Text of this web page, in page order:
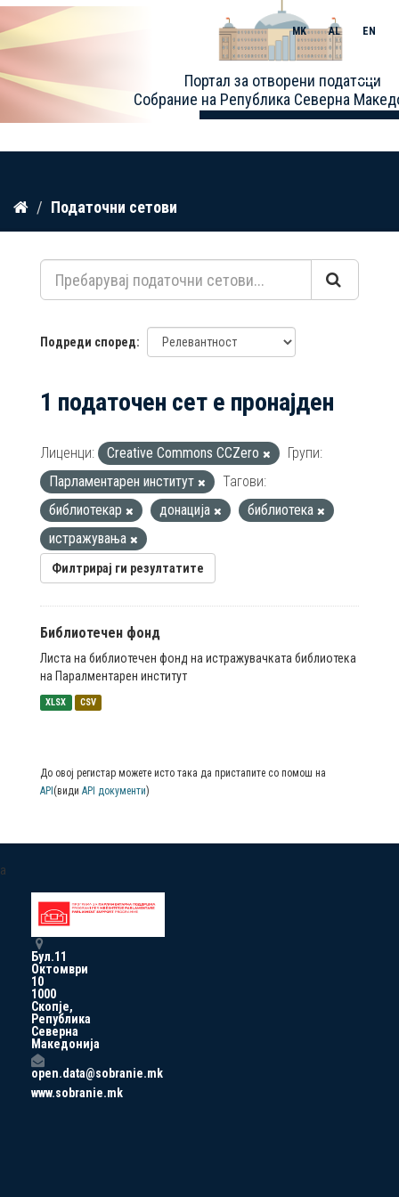
Прескокнете
содржина
Портал за отворени податоци
Собрание на Република Северна
MK AL EN
Toggle
Податочни сетови
Подреди според
1 податочен сет е пронајден
Лиценци: Creative Commons CCZero
Групи:
Парламентарен институт
Тагови:
библиотекар
донација
библиотека
истражувања
Филтрирај ги резултатите
Библиотечен фонд
Листа на библиотечен фонд на истражувачката библиотека
на Паралментарен институт
XLSX CSV
До овој регистар можете исто така да пристапите со помош на
API (види API документи)
a
Бул.11
Октомври
10
1000
Скопје,
Република
Северна
Македонија
open.data@sobranie.mk
www.sobranie.mk